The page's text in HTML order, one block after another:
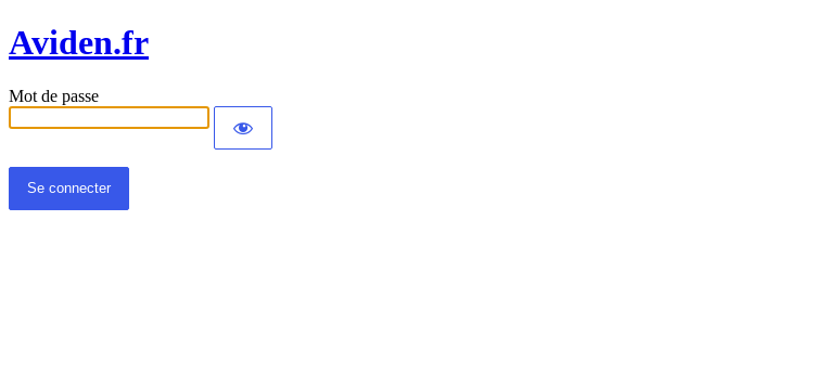
Aviden.fr
Mot de passe